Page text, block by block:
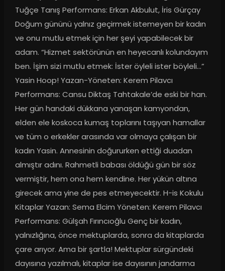
Tuğçe Tanış Performans: Erkan Akbulut, İris Gürçay
Doğum gününü yalnız geçirmek istemeyen bir kadın
ve onu mutlu etmek için her şeyi yapabilecek bir
adam. “Hizmet sektörünün en heyecanlı kolundayım
ben. İşim sizi mutlu etmek: İster öyleli ister böyleli…”
Yasin Hoop! Yazan-Yöneten: Kerem Pilavcı
Performans: Cansu Diktaş Tahtakale’de eski bir han.
Her gün handaki dükkana yanaşan kamyondan,
elden ele koskoca kumaş toplarını taşıyan hamallar
ve tüm o erkekler arasında var olmaya çalışan bir
kadın Yasin. Annesinin doğururken ettiği duadan
almıştır adını. Rahmetli babası öldüğü gün bir söz
vermiştir, hem ona hem kendine. Her yükün altına
girecek ama yine de pes etmeyecektir. H-is Kokulu
Kitaplar Yazan: Sema Elcim Yöneten: Kerem Pilavcı
Performans: Gülşah Fırıncıoğlu Genç bir kadın,
yalnızlığına, önce mektuplarda, sonra da kitaplarda
çare arıyor. Ama bir şartla! Mektuplar sürgündeki
dayısına yazılmalı, kitaplar ise dayısının jandarma